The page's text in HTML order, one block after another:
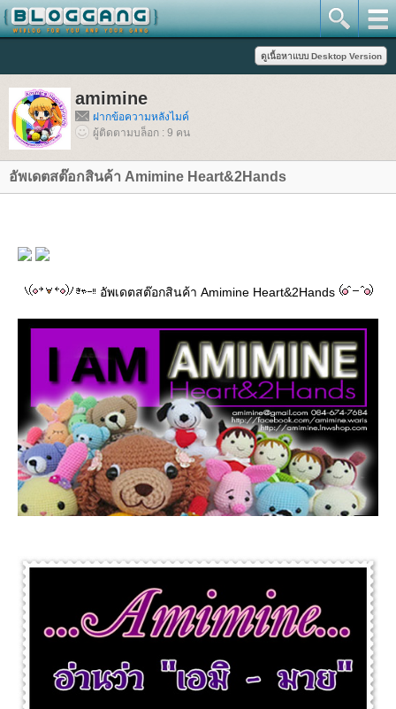
amimine
ฝากข้อความหลังไมค์
ผู้ติดตามบล็อก : 9 คน
อัพเดตสต๊อกสินค้า Amimine Heart&2Hands
อัพเดตสต๊อกสินค้า Amimine Heart&2Hands